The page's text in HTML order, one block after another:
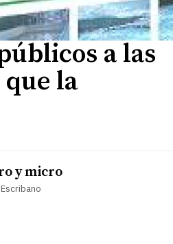
a las
que la
y micro